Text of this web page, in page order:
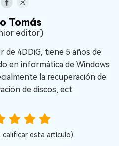
Tomás
editor)
de 4DDiG, tiene 5 años de
en informática de Windows
la recuperación de
de discos, ect.
calificar esta artículo)